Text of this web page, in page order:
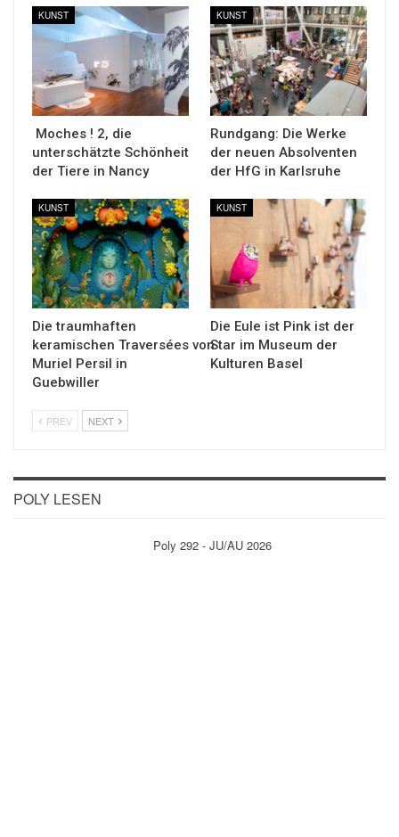
KUNST
Moches ! 2, die
unterschätzte Schönheit
der Tiere in Nancy
KUNST
Rundgang: Die Werke
der neuen Absolventen
der HfG in Karlsruhe
KUNST
Die traumhaften
keramischen Traversées von
Muriel Persil in
Guebwiller
KUNST
Die Eule ist Pink ist der
Star im Museum der
Kulturen Basel
PREV NEXT
POLY LESEN
Poly 292 - JU/AU 2026